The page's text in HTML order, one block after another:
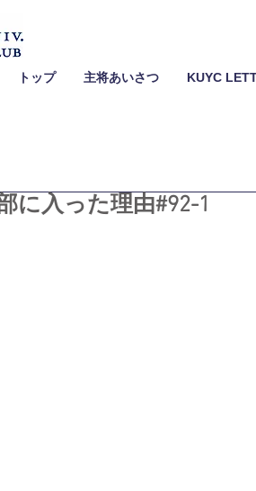
トップ 主将あいさつ KUYC
に入った理由#92-1